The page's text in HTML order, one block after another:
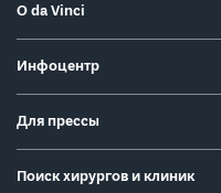
О da Vinci
Инфоцентр
Для прессы
Поиск хирургов и клиник